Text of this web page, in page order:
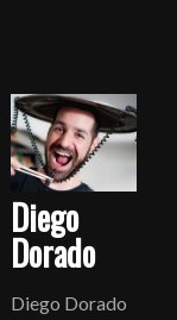
Diego
Dorado
Diego Dorado